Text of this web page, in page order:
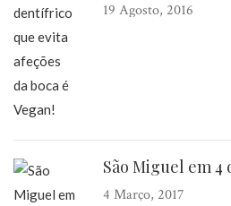
19 Agosto, 2016
São Miguel em 4
4 Março, 2017